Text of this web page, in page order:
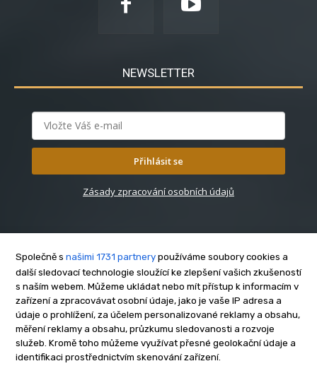
NEWSLETTER
Přihlásit se
Zásady zpracování osobních údajů
O nás
Kontakt
Reklama
Zásady soukromí
Privacy policy
Společně s našimi 1731 partnery používáme soubory cookies a
další sledovací technologie sloužící ke zlepšení vašich zkušeností
s naším webem. Můžeme ukládat nebo mít přístup k informacím v
zařízení a zpracovávat osobní údaje, jako je vaše IP adresa a
údaje o prohlížení, za účelem personalizované reklamy a obsahu,
měření reklamy a obsahu, průzkumu sledovanosti a rozvoje
služeb. Kromě toho můžeme využívat přesné geolokační údaje a
identifikaci prostřednictvím skenování zařízení.